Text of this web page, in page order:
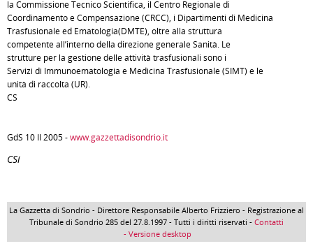
la Commissione Tecnico Scientifica, il Centro Regionale di
Coordinamento e Compensazione (CRCC), i Dipartimenti di Medicina
Trasfusionale ed Ematologia(DMTE), oltre alla struttura
competente all’interno della direzione generale Sanità. Le
strutture per la gestione delle attività trasfusionali sono i
Servizi di Immunoematologia e Medicina Trasfusionale (SIMT) e le
unità di raccolta (UR).
CS
GdS 10 II 2005 -www.gazzettadisondrio.it
CSi
La Gazzetta di Sondrio - Direttore Responsabile Alberto Frizziero - Registrazione al
Tribunale di Sondrio 285 del 27.8.1997 - Tutti i diritti riservati - Contatti
- Versione desktop